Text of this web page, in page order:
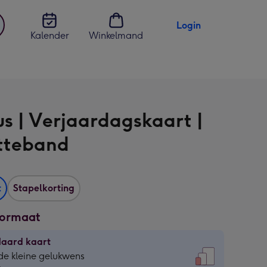
Kalender
Winkelmand
Login
| Verjaardagskaart |
Stapelkorting
kaart
kleine gelukwens